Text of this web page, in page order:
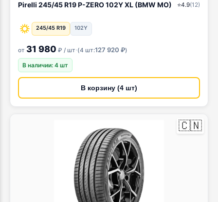
Pirelli 245/45 R19 P-ZERO 102Y XL (BMW MO) ⭐4.9(12)
245/45 R19 102Y
от 31 980 ₽ / шт·(4 шт:127 920 ₽)
В наличии: 4 шт
В корзину (4 шт)
🇨🇳